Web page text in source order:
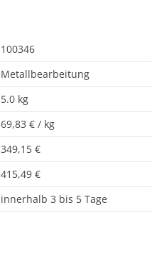
100346
Metallbearbeitung
5.0 kg
69,83 € / kg
349,15 €
415,49 €
innerhalb 3 bis 5 Tage